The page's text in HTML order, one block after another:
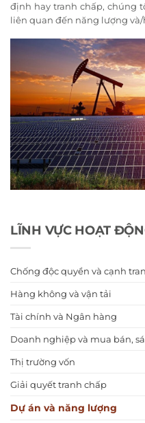
định hay tranh chấp, chúng
liên quan đến năng lượng và/
LĨNH VỰC HOẠT
Chống độc quyền và cạnh
Hàng không và vận tải
Tài chính và Ngân hàng
Doanh nghiệp và mua bán,
Thị trường vốn
Giải quyết tranh chấp
Dự án và năng lượng